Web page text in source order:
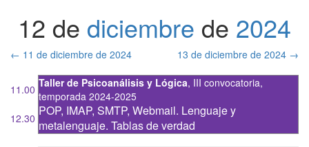
12 de diciembre de 2024
← 11 de diciembre de 2024 13 de diciembre de 2024 →
11.00 Taller de Psicoanálisis y Lógica, III convocatoria,
temporada 2024-2025
POP, IMAP, SMTP, Webmail. Lenguaje y
metalenguaje. Tablas de verdad
12.30